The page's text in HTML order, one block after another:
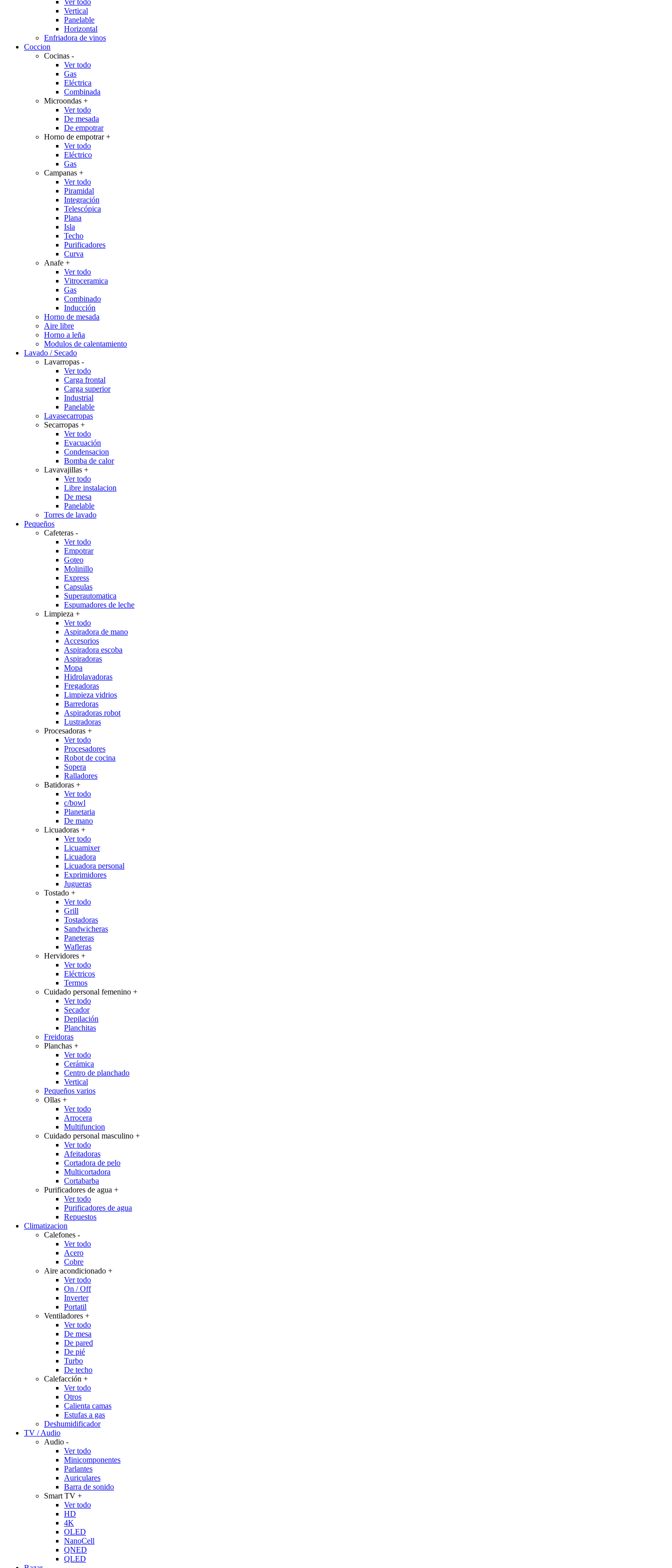
Ver todo
Vertical
Panelable
Horizontal
Enfriadora de vinos
Coccion
Cocinas -
Ver todo
Gas
Eléctrica
Combinada
Microondas +
Ver todo
De mesada
De empotrar
Horno de empotrar+
Ver todo
Eléctrico
Gas
Campanas +
Ver todo
Piramidal
Integración
Telescópica
Plana
Isla
Techo
Purificadores
Curva
Anafe +
Ver todo
Vitroceramica
Gas
Combinado
Inducción
Horno de mesada
Aire libre
Horno a leña
Modulos de calentamiento
Lavado / Secado
Lavarropas -
Ver todo
Carga frontal
Carga superior
Industrial
Panelable
Lavasecarropas
Secarropas +
Ver todo
Evacuación
Condensacion
Bomba de calor
Lavavajillas +
Ver todo
Libre instalacion
De mesa
Panelable
Torres de lavado
Pequeños
Cafeteras -
Ver todo
Empotrar
Goteo
Molinillo
Express
Capsulas
Superautomatica
Espumadores de leche
Limpieza +
Ver todo
Aspiradora de mano
Accesorios
Aspiradora escoba
Aspiradoras
Mopa
Hidrolavadoras
Fregadoras
Limpieza vidrios
Barredoras
Aspiradoras robot
Lustradoras
Procesadoras +
Ver todo
Procesadores
Robot de cocina
Sopera
Ralladores
Batidoras +
Ver todo
c/bowl
Planetaria
De mano
Licuadoras +
Ver todo
Licuamixer
Licuadora
Licuadora personal
Exprimidores
Jugueras
Tostado +
Ver todo
Grill
Tostadoras
Sandwicheras
Paneteras
Wafleras
Hervidores +
Ver todo
Eléctricos
Termos
Cuidado personal femenino +
Ver todo
Secador
Depilación
Planchitas
Freidoras
Planchas +
Ver todo
Cerámica
Centro de planchado
Vertical
Pequeños varios
Ollas +
Ver todo
Arrocera
Multifuncion
Cuidado personal masculino +
Ver todo
Afeitadoras
Cortadora de pelo
Multicortadora
Cortabarba
Purificadores de agua +
Ver todo
Purificadores de agua
Repuestos
Climatizacion
Calefones -
Ver todo
Acero
Cobre
Aire acondicionado +
Ver todo
On / Off
Inverter
Portatil
Ventiladores +
Ver todo
De mesa
De pared
De pié
Turbo
De techo
Calefacción +
Ver todo
Otros
Calienta camas
Estufas a gas
Deshumidificador
TV / Audio
Audio -
Ver todo
Minicomponentes
Parlantes
Auriculares
Barra de sonido
Smart TV +
Ver todo
HD
4K
OLED
NanoCell
QNED
QLED